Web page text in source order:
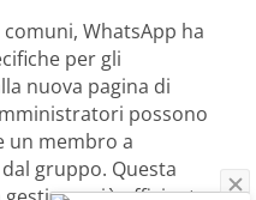
WhatsApp ha
per gli
nuova pagina di
possono
un membro a
gruppo. Questa